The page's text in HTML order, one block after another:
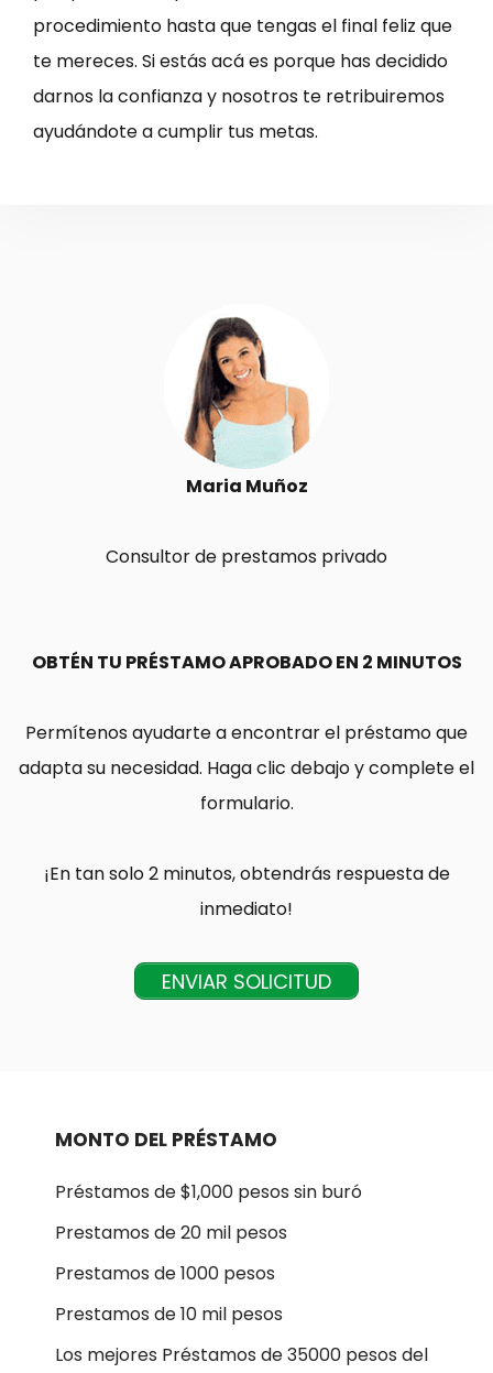
procedimiento hasta que tengas el final feliz que
te mereces. Si estás acá es porque has decidido
darnos la confianza y nosotros te retribuiremos
ayudándote a cumplir tus metas.
Maria Muñoz
Consultor de prestamos privado
OBTÉN TU PRÉSTAMO APROBADO EN 2 MINUTOS
Permítenos ayudarte a encontrar el préstamo que
adapta su necesidad. Haga clic debajo y complete el
formulario.
¡En tan solo 2 minutos, obtendrás respuesta de
inmediato!
ENVIAR SOLICITUD
MONTO DEL PRÉSTAMO
Préstamos de $1,000 pesos sin buró
Prestamos de 20 mil pesos
Prestamos de 1000 pesos
Prestamos de 10 mil pesos
Los mejores Préstamos de 35000 pesos del